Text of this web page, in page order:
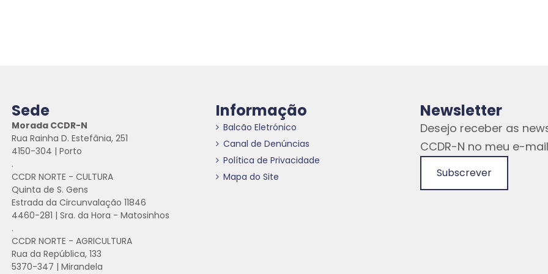
Sede
Morada CCDR-N
Rua Rainha D. Estefânia, 251
4150-304 | Porto
.
CCDR NORTE - CULTURA
Quinta de S. Gens
Estrada da Circunvalação 11846
4460-281 | Sra. da Hora - Matosinhos
.
CCDR NORTE - AGRICULTURA
Rua da República, 133
5370-347 | Mirandela
Informação
Balcão Eletrónico
Canal de Denúncias
Política de Privacidade
Mapa do Site
Newsletter
Desejo receber as
CCDR-N no meu e-
Subscrever